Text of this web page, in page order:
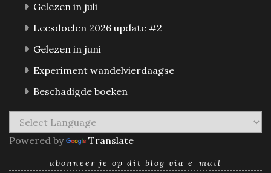
Gelezen in juli
Leesdoelen 2026 update #2
Gelezen in juni
Experiment wandelvierdaagse
Beschadigde boeken
Powered by Translate
abonneer je op dit blog via e-mail